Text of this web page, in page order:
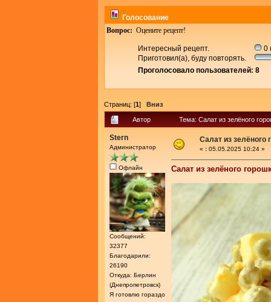
Голосование
Вопрос: Оцените рецепт!
Интересный рецепт.
0
Приготовил(а), буду повторять.
Проголосовало пользователей: 8
Страниц: [1] Вниз
Автор Тема: Салат из зелёного
Stern
Администратор
Офлайн
Сообщений:
32377
Благодарили:
26190
Откуда: Берлин
(Днепропетровск)
Я готовлю гораздо
Салат из
« : 05.05.2025 10:24 »
Салат из зелёного